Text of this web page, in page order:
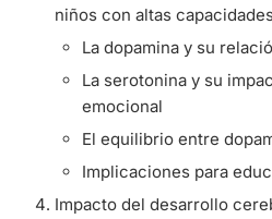
niños con altas
La dopamina y su
La serotonina y su
emocional
El equilibrio entre
Implicaciones para
Impacto del desarrollo